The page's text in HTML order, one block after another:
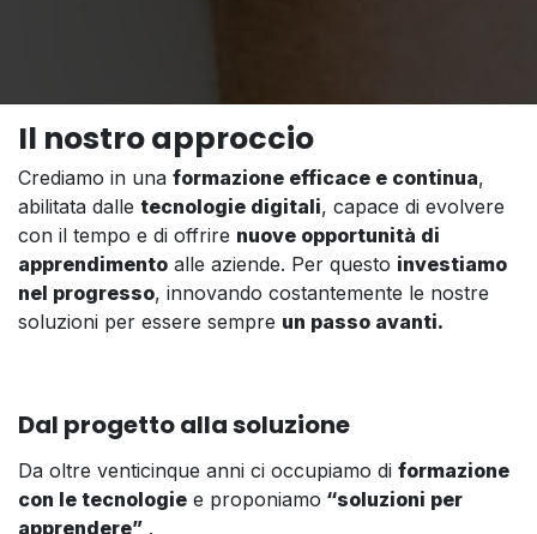
Il nostro approccio
Crediamo in una formazione efficace e continua,
abilitata dalle tecnologie digitali, capace di evolvere
con il tempo e di offrire nuove opportunità di
apprendimento alle aziende. Per questo investiamo
nel progresso, innovando costantemente le nostre
soluzioni per essere sempre un passo avanti.
Dal progetto alla soluzione
Da oltre venticinque anni ci occupiamo di formazione
con le tecnologie e proponiamo “soluzioni per
apprendere” .